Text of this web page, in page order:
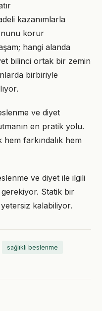
kazanımlarla
korur
hangi alanda
bilinci ortak bir zemin
birbiriyle
ve diyet
en pratik yolu.
farkındalık hem
ve diyet ile ilgili
Statik bir
kalabiliyor.
sağlıklı beslenme